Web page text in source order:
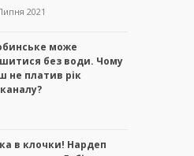
2021
може
без води. Чому
не платив рік
в клочки! Нардеп